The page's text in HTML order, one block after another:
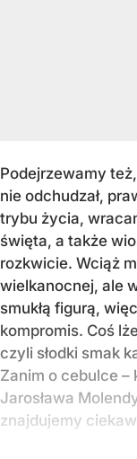
Podejrzewamy
nie odchudzał,
trybu życia,
święta, a także
rozkwicie. Wciąż
wielkanocnej, ale
smukłą figurą,
kompromis. Coś
czyli słodki smak
Zanim o cebulce –
Jarosława
znajdujemy